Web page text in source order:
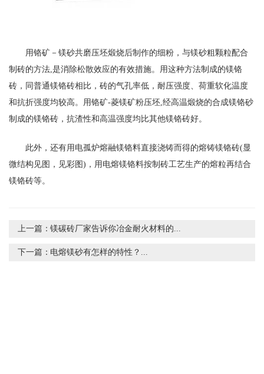
用铬矿－镁砂共磨压坯煅烧后制作的细粉，与镁砂粗颗粒配合
制砖的方法,是消除松散效应的有效措施。用这种方法制成的镁铬
砖，同普通镁铬砖相比，砖的气孔率低，耐压强度、荷重软化温度
和抗折强度均较高。用铬矿-菱镁矿粉压坯,经高温煅烧的合成镁铬砂
制成的镁铬砖，抗渣性和高温强度均比其他镁铬砖好。
此外，还有用电孤炉熔融镁铬料直接浇铸而得的熔铸镁铬砖(显
微结构见图，见彩图)，用电熔镁铬料按制砖工艺生产的熔粒再结合
镁铬砖等。
上一篇：镁碳砖厂家告诉你冶金耐火材料的...
下一篇： 电熔镁砂有怎样的特性？...